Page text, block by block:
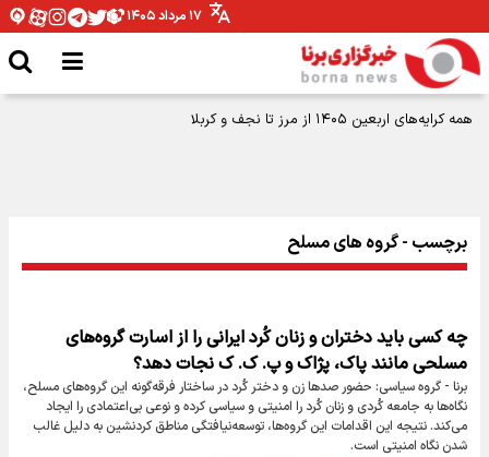
۱۷ مرداد ۱۴۰۵
برچسب - گروه های مسلح
چه کسی باید دختران و زنان کُرد ایرانی را از اسارت گروه‌های
مسلحی مانند پاک، پژاک و پ. ک. ک نجات دهد؟
برنا - گروه سیاسی: حضور صدها زن و دختر کُرد در ساختار فرقه‌گونه این گروه‌های مسلح،
نگاه‌ها به جامعه کُردی و زنان کُرد را امنیتی و سیاسی کرده و نوعی بی‌اعتمادی را ایجاد
می‌کند. نتیجه این اقدامات این گروه‌ها، توسعه‌نیافتگی مناطق کردنشین به دلیل غالب
شدن نگاه امنیتی است.